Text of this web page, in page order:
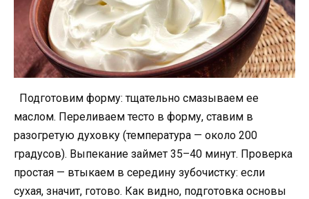
Подготовим форму: тщательно смазываем ее
маслом. Переливаем тесто в форму, ставим в
разогретую духовку (температура — около 200
градусов). Выпекание займет 35–40 минут. Проверка
простая — втыкаем в середину зубочистку: если
сухая, значит, готово. Как видно, подготовка основы